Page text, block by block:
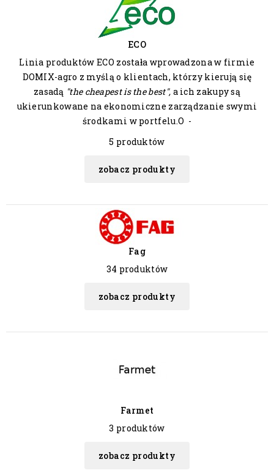
ECO
Linia produktów ECO została wprowadzona w firmie
DOMIX-agro z myślą o klientach, którzy kierują się
zasadą "the cheapest is the best", a ich zakupy są
ukierunkowane na ekonomiczne zarządzanie swymi
środkami w portfelu.O -
5 produktów
zobacz produkty
Fag
34 produktów
zobacz produkty
Farmet
3 produktów
zobacz produkty